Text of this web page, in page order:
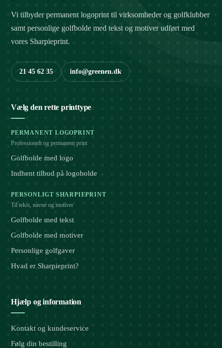
Vi tilbyder permanent logoprint til virksomheder og golfklubber
samt personlige golfbolde med tekst og motiver udført med
vores Sharpieprint.
21 45 62 35 info@greenen.dk
Vælg den rette printtype
PERMANENT LOGOPRINT
Professionelt og permanent print
Golfbolde med logo
Indhent tilbud på logobolde
PERSONLIGT SHARPIEPRINT
Til tekst, navne og motiver
Golfbolde med tekst
Golfbolde med motiver
Personlige golfgaver
Hvad er Sharpieprint?
Hjælp og information
Kontakt og kundeservice
Følg din bestilling